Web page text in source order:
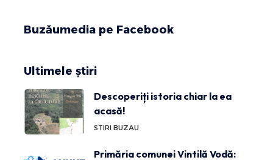
Buzăumedia pe Facebook
Ultimele știri
Descoperiți istoria chiar la ea
acasă!
STIRI BUZAU
Primăria comunei Vintilă Vodă: